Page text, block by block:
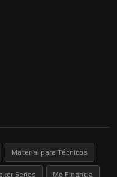
Material para Técnicos
Series Me Financia